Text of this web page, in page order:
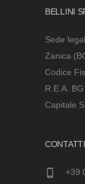
BELLINI
Sede
Zanica
Codice
R.E.A.
Capitale
CONTATTI
+39